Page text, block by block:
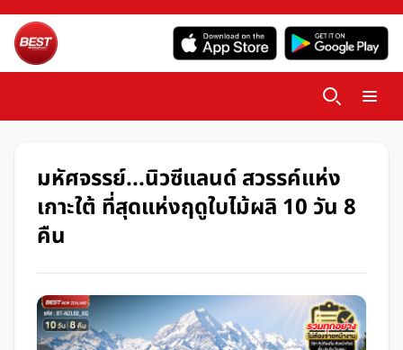
มหัศจรรย์...นิวซีแลนด์ สวรรค์แห่ง
เกาะใต้ ที่สุดแห่งฤดูใบไม้ผลิ 10 วัน 8
คืน